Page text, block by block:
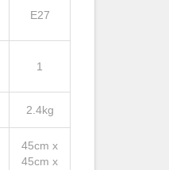
Ε27
1
2.4kg
45cm x
45cm x